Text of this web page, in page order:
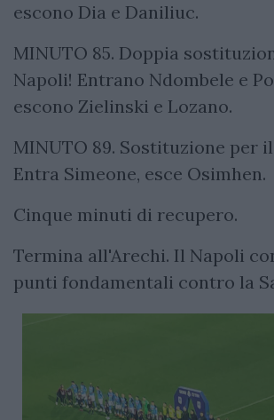
escono Dia e Daniliuc.
MINUTO 85. Doppia
Napoli! Entrano Ndombele e
escono Zielinski e Lozano.
MINUTO 89. Sostituzione per
Entra Simeone, esce Osimhen.
Cinque minuti di recupero.
Termina all'Arechi. Il Napoli
punti fondamentali contro la